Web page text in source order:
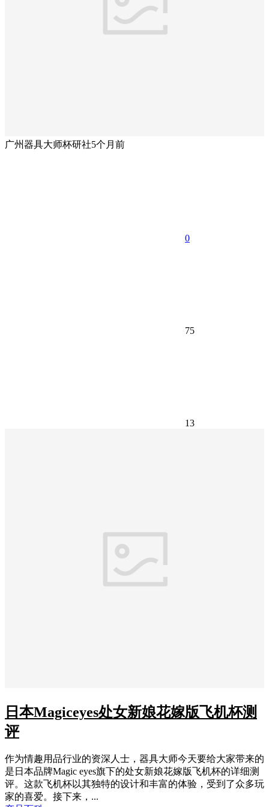
广州器具大师杯研社5个月前
0
75
13
日本Magiceyes处女新娘花嫁版飞机杯测
评
作为情趣用品行业的资深人士，器具大师今天要给大家带来的
是日本品牌Magic eyes旗下的处女新娘花嫁版飞机杯的详细测
评。这款飞机杯以其独特的设计和丰富的体验，受到了众多玩
家的喜爱。接下来，...